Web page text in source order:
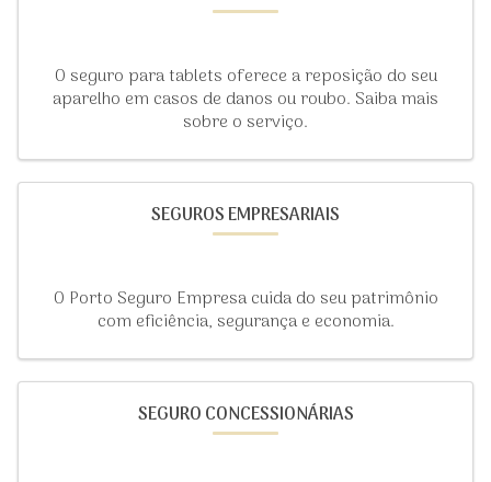
O seguro para tablets oferece a reposição do seu
aparelho em casos de danos ou roubo. Saiba mais
sobre o serviço.
SEGUROS EMPRESARIAIS
O Porto Seguro Empresa cuida do seu patrimônio
com eficiência, segurança e economia.
SEGURO CONCESSIONÁRIAS